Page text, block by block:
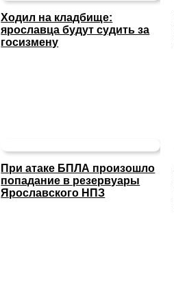
Ходил на кладбище:
ярославца будут судить за
госизмену
При атаке БПЛА произошло
попадание в резервуары
Ярославского НПЗ